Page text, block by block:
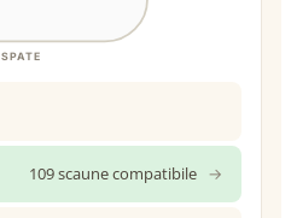
SPATE
109 scaune compatibile →